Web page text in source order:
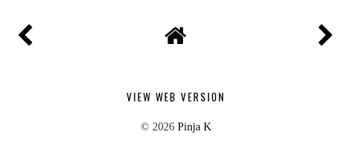
VIEW WEB VERSION
© 2026 Pinja K